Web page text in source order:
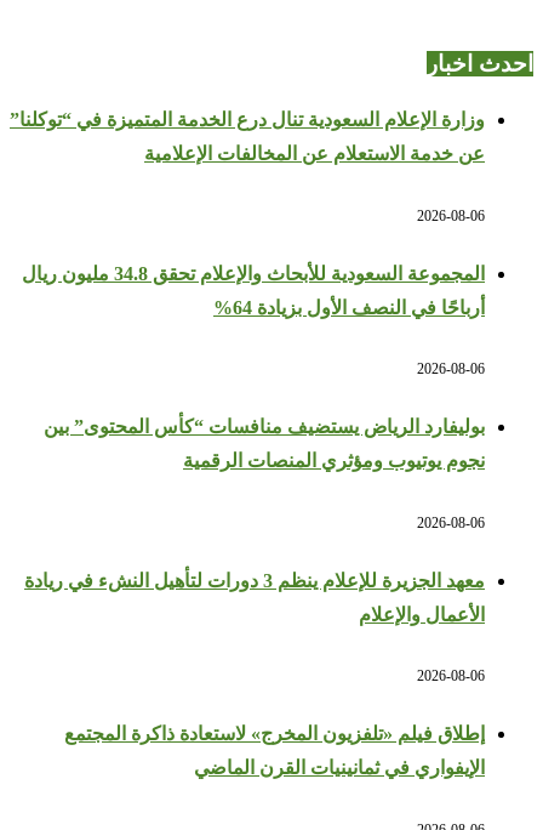
احدث اخبار
وزارة الإعلام السعودية تنال درع الخدمة المتميزة في “توكلنا”
عن خدمة الاستعلام عن المخالفات الإعلامية
2026-08-06
المجموعة السعودية للأبحاث والإعلام تحقق 34.8 مليون ريال
أرباحًا في النصف الأول بزيادة 64%
2026-08-06
بوليفارد الرياض يستضيف منافسات “كأس المحتوى” بين
نجوم يوتيوب ومؤثري المنصات الرقمية
2026-08-06
معهد الجزيرة للإعلام ينظم 3 دورات لتأهيل النشء في ريادة
الأعمال والإعلام
2026-08-06
إطلاق فيلم «تلفزيون المخرج» لاستعادة ذاكرة المجتمع
الإيفواري في ثمانينيات القرن الماضي